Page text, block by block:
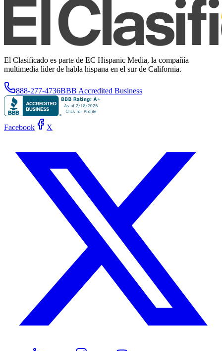
El Clasificado es parte de EC Hispanic Media, la compañía
multimedia líder de habla hispana en el sur de California.
888-277-4736BBB Accredited Business
Facebook X